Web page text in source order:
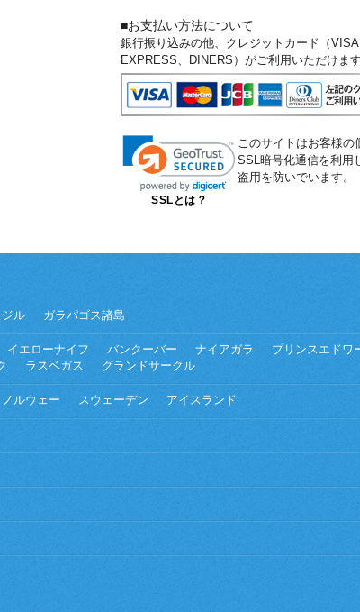
■お支払い方法について
銀行振り込みの他、クレジットカード（
EXPRESS、DINERS）がご利用いただけます
SSLとは？
このサイトはお客様の
SSL暗号化通信を利用
盗用を防いでいます。
ジル ガラパゴス諸島
イエローナイフ バンクーバー ナイアガラ プリンスエドワ
ラスベガス グランドサークル
ノルウェー スウェーデン アイスランド